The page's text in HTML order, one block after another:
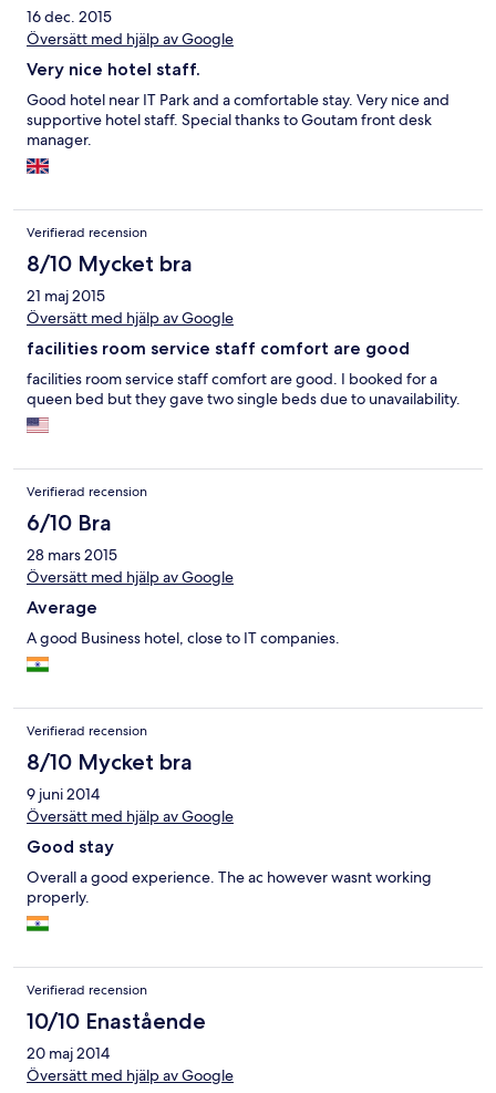
16 dec. 2015
Översätt med hjälp av Google
Very nice hotel staff.
Good hotel near IT Park and a comfortable stay. Very nice and
supportive hotel staff. Special thanks to Goutam front desk
manager.
Verifierad recension
8/10 Mycket bra
21 maj 2015
Översätt med hjälp av Google
facilities room service staff comfort are good
facilities room service staff comfort are good. I booked for a
queen bed but they gave two single beds due to unavailability.
Verifierad recension
6/10 Bra
28 mars 2015
Översätt med hjälp av Google
Average
A good Business hotel, close to IT companies.
Verifierad recension
8/10 Mycket bra
9 juni 2014
Översätt med hjälp av Google
Good stay
Overall a good experience. The ac however wasnt working
properly.
Verifierad recension
10/10 Enastående
20 maj 2014
Översätt med hjälp av Google